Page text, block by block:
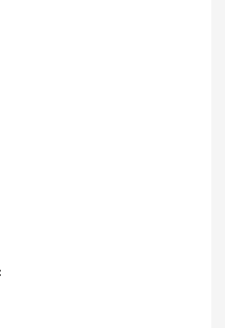
: